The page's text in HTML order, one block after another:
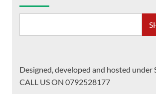
Designed, developed and hosted under
CALL US ON 0792528177